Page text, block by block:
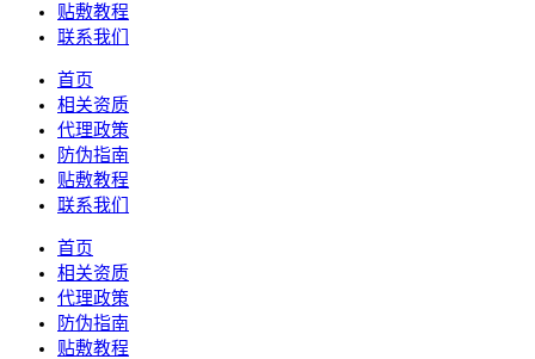
贴敷教程
联系我们
首页
相关资质
代理政策
防伪指南
贴敷教程
联系我们
首页
相关资质
代理政策
防伪指南
贴敷教程